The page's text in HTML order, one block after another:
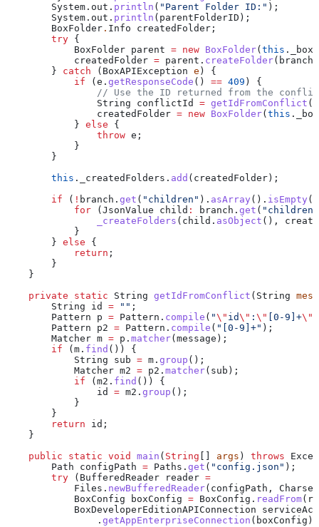
        System
. out . println ( "Parent Folder ID:" );
        System
. out . println (parentFolderID);
        BoxFolder
. Info createdFolder ;
        try
{
            BoxFolder
parent = new BoxFolder( this .
            createdFolder
= parent . createFolder( branch
        }
catch ( BoxAPIException e ) {
            if
( e . getResponseCode () == 409 ) {
// Use the ID returned from the
                String
conflictId = getIdFromConflict (
                createdFolder
= new BoxFolder( this .
            }
else {
                throw
e;
            }
        }
        this
. _createdFolders . add (createdFolder);
        if
( ! branch . get ( "children" ). asArray (). isEmpty
            for
( JsonValue child : branch . get ( "children"
                _createFolders
( child . asObject (),
            }
        }
else {
            return
;
        }
    }
    private
static String getIdFromConflict ( String
        String
id = "" ;
        Pattern
p = Pattern . compile ( "\" id\" : \" [0-9]+\"
        Pattern
p2 = Pattern . compile ( "[0-9]+" );
        Matcher
m = p . matcher(message);
        if
( m . find ()) {
            String
sub = m . group ();
            Matcher
m2 = p2 . matcher(sub);
            if
( m2 . find ()) {
                id
= m2 . group ();
            }
        }
        return
id;
    }
    public
static void main ( String args ) throws
        Path
configPath = Paths . get ( "config.json" );
        try
( BufferedReader reader =
            Files
. newBufferedReader(configPath, Charset
            BoxConfig
boxConfig = BoxConfig . readFrom
            BoxDeveloperEditionAPIConnection
                .
getAppEnterpriseConnection (boxConfig);